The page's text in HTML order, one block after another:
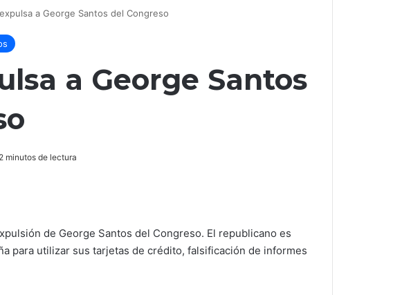
a George Santos del Congreso
a George Santos
2 minutos de lectura
de George Santos del Congreso. El republicano es
para utilizar sus tarjetas de crédito, falsificación de informes